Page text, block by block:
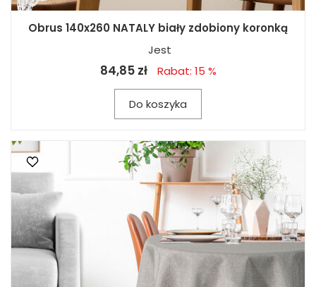
Obrus 140x260 NATALY biały zdobiony koronką
Jest
84,85 zł Rabat: 15 %
Do koszyka